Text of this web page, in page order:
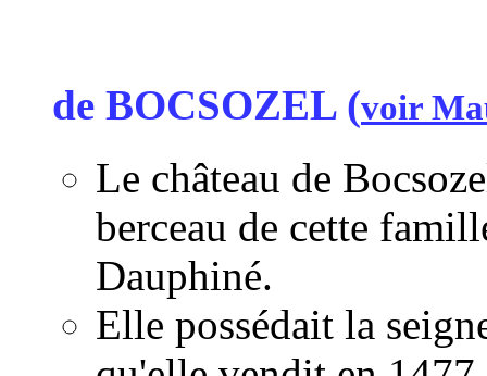
de BOCSOZEL (voir
Le château de
berceau de cette
Dauphiné.
Elle possédait la